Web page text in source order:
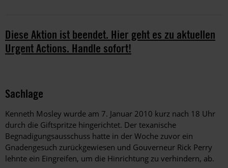
Diese Aktion ist beendet. Hier geht es zu aktuellen
Urgent Actions. Handle sofort!
Sachlage
Kenneth Mosley wurde am 7. Januar 2010 kurz nach 18 Uhr
durch die Giftspritze hingerichtet. Der texanische
Begnadigungsausschuss hatte in der Woche zuvor ein
Gnadengesuch zurückgewiesen und Gouverneur Rick Perry
lehnte ein Eingreifen, um die Hinrichtung zu verhindern, ab.